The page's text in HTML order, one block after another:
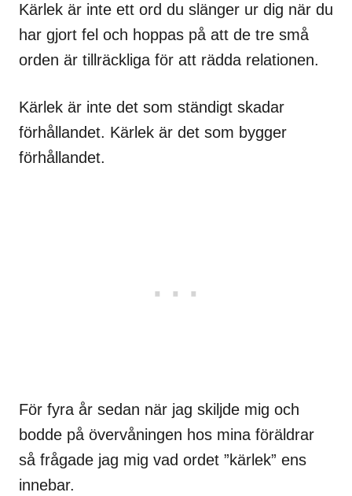
Kärlek är inte ett ord du slänger ur dig när du
har gjort fel och hoppas på att de tre små
orden är tillräckliga för att rädda relationen.
Kärlek är inte det som ständigt skadar
förhållandet. Kärlek är det som bygger
förhållandet.
För fyra år sedan när jag skiljde mig och
bodde på övervåningen hos mina föräldrar
så frågade jag mig vad ordet ”kärlek” ens
innebar.